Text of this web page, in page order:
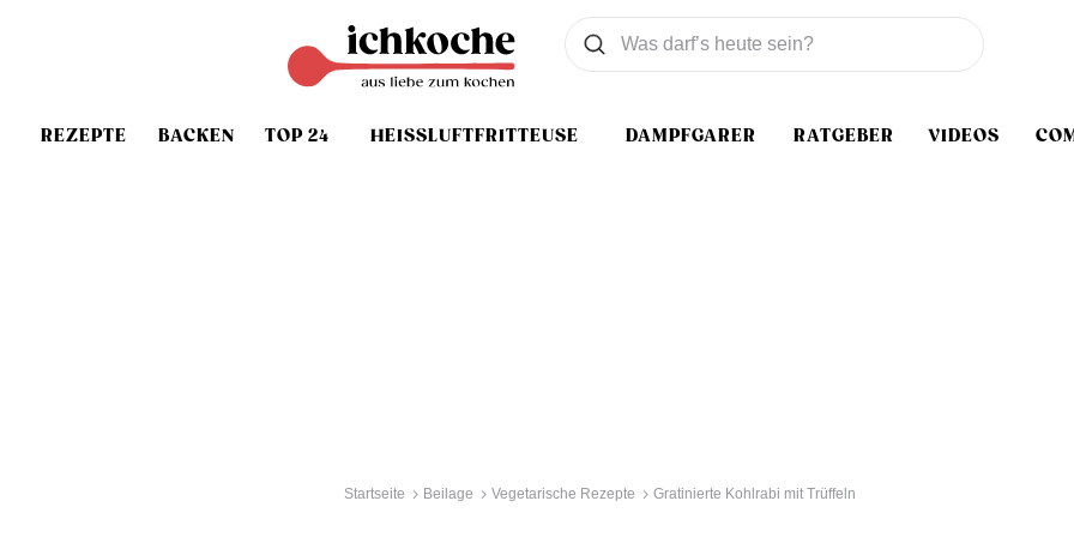
REZEPTE BACKEN TOP 24 HEISSLUFTFRITTEUSE DAMPFGARER RATGEBER VIDEOS
Was wollen Sie suchen
Suchen
Startseite Beilage Vegetarische Rezepte Gratinierte Kohlrabi mit Trüffeln